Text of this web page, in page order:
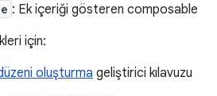
: Ek içeriği gösteren composable
için:
oluşturma geliştirici kılavuzu